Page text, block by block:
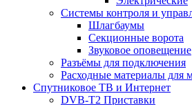
Системы контроля и
Шлагбаумы
Секционные ворота
Звуковое оповещение
Разъёмы для подключения
Расходные материалы для
Спутниковое ТВ и Интернет
DVB-Т2 Приставки